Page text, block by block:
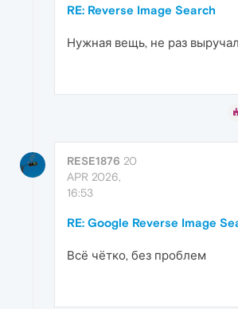
RE: Reverse Image Search
Нужная вещь, не раз
RESE1876 20
APR 2026,
16:53
RE: Google Reverse Image
Всё чётко, без проблем